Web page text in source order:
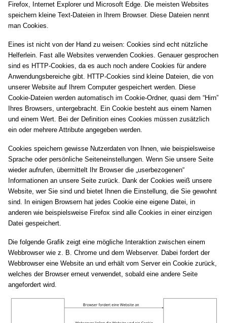
Firefox, Internet Explorer und Microsoft Edge. Die meisten Websites
speichern kleine Text-Dateien in Ihrem Browser. Diese Dateien nennt
man Cookies.
Eines ist nicht von der Hand zu weisen: Cookies sind echt nützliche
Helferlein. Fast alle Websites verwenden Cookies. Genauer gesprochen
sind es HTTP-Cookies, da es auch noch andere Cookies für andere
Anwendungsbereiche gibt. HTTP-Cookies sind kleine Dateien, die von
unserer Website auf Ihrem Computer gespeichert werden. Diese
Cookie-Dateien werden automatisch im Cookie-Ordner, quasi dem “Hirn”
Ihres Browsers, untergebracht. Ein Cookie besteht aus einem Namen
und einem Wert. Bei der Definition eines Cookies müssen zusätzlich
ein oder mehrere Attribute angegeben werden.
Cookies speichern gewisse Nutzerdaten von Ihnen, wie beispielsweise
Sprache oder persönliche Seiteneinstellungen. Wenn Sie unsere Seite
wieder aufrufen, übermittelt Ihr Browser die „userbezogenen“
Informationen an unsere Seite zurück. Dank der Cookies weiß unsere
Website, wer Sie sind und bietet Ihnen die Einstellung, die Sie gewohnt
sind. In einigen Browsern hat jedes Cookie eine eigene Datei, in
anderen wie beispielsweise Firefox sind alle Cookies in einer einzigen
Datei gespeichert.
Die folgende Grafik zeigt eine mögliche Interaktion zwischen einem
Webbrowser wie z. B. Chrome und dem Webserver. Dabei fordert der
Webbrowser eine Website an und erhält vom Server ein Cookie zurück,
welches der Browser erneut verwendet, sobald eine andere Seite
angefordert wird.